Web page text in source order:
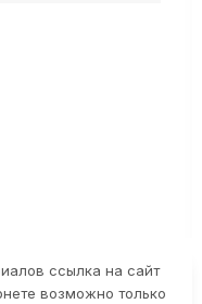
ссылка на сайт
возможно только